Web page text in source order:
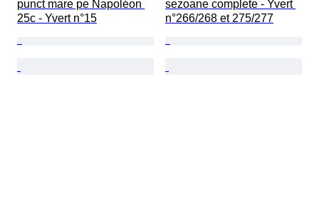
punct mare pe Napoléon
25c - Yvert n°15
sezoane complete - Yvert
n°266/268 et 275/277